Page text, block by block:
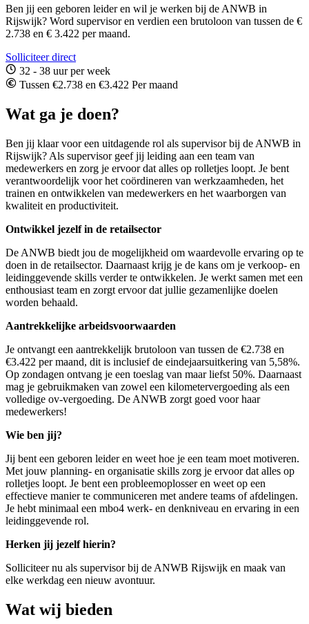
Ben jij een geboren leider en wil je werken bij de ANWB in
Rijswijk? Word supervisor en verdien een brutoloon van tussen de €
2.738 en € 3.422 per maand.
Solliciteer direct
32 - 38 uur per week
Tussen €2.738 en €3.422 Per maand
Wat ga je doen?
Ben jij klaar voor een uitdagende rol als supervisor bij de ANWB in
Rijswijk? Als supervisor geef jij leiding aan een team van
medewerkers en zorg je ervoor dat alles op rolletjes loopt. Je bent
verantwoordelijk voor het coördineren van werkzaamheden, het
trainen en ontwikkelen van medewerkers en het waarborgen van
kwaliteit en productiviteit.
Ontwikkel jezelf in de retailsector
De ANWB biedt jou de mogelijkheid om waardevolle ervaring op te
doen in de retailsector. Daarnaast krijg je de kans om je verkoop- en
leidinggevende skills verder te ontwikkelen. Je werkt samen met een
enthousiast team en zorgt ervoor dat jullie gezamenlijke doelen
worden behaald.
Aantrekkelijke arbeidsvoorwaarden
Je ontvangt een aantrekkelijk brutoloon van tussen de €2.738 en
€3.422 per maand, dit is inclusief de eindejaarsuitkering van 5,58%.
Op zondagen ontvang je een toeslag van maar liefst 50%. Daarnaast
mag je gebruikmaken van zowel een kilometervergoeding als een
volledige ov-vergoeding. De ANWB zorgt goed voor haar
medewerkers!
Wie ben jij?
Jij bent een geboren leider en weet hoe je een team moet motiveren.
Met jouw planning- en organisatie skills zorg je ervoor dat alles op
rolletjes loopt. Je bent een probleemoplosser en weet op een
effectieve manier te communiceren met andere teams of afdelingen.
Je hebt minimaal een mbo4 werk- en denkniveau en ervaring in een
leidinggevende rol.
Herken jij jezelf hierin?
Solliciteer nu als supervisor bij de ANWB Rijswijk en maak van
elke werkdag een nieuw avontuur.
Wat wij bieden